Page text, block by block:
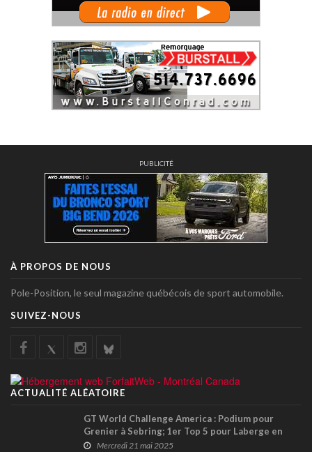
PUBLICITÉ
À PROPOS DE NOUS
Pole-Position, le seul magazine québécois de sport automobile.
SUIVEZ-NOUS
ACTUALITÉ ALÉATOIRE
GT World Challenge America : Podium pour
Grenier à Sebring; 1er Top 5 pour Laberge en
Pro-Am
Mercredi 21 mai 2025